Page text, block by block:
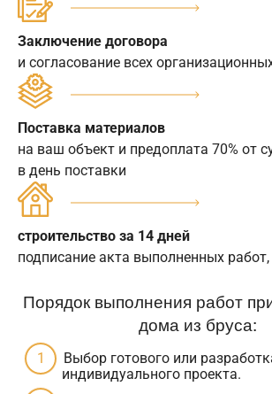
Заключение договора
и согласование всех
Поставка материалов
на ваш объект и предоплата 70% от
в день поставки
строительство за 14 дней
подписание акта выполненных работ,
Порядок выполнения работ
дома из бруса:
Выбор готового или
индивидуального проекта.